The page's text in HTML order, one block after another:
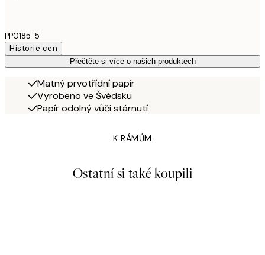
PP0185-5
Historie cen
Přečtěte si více o našich produktech
Matný prvotřídní papír
Vyrobeno ve Švédsku
Papír odolný vůči stárnutí
K RÁMŮM
Ostatní si také koupili